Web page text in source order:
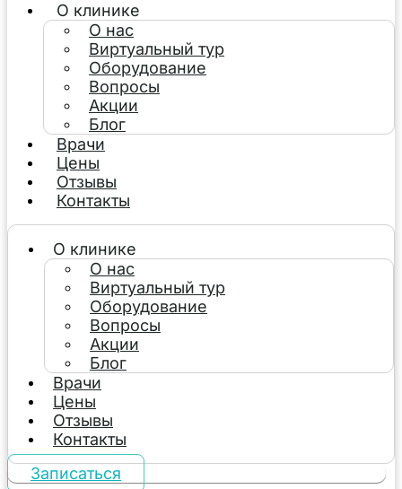
О клинике
О нас
Виртуальный тур
Оборудование
Вопросы
Акции
Блог
Врачи
Цены
Отзывы
Контакты
О клинике
О нас
Виртуальный тур
Оборудование
Вопросы
Акции
Блог
Врачи
Цены
Отзывы
Контакты
Записаться